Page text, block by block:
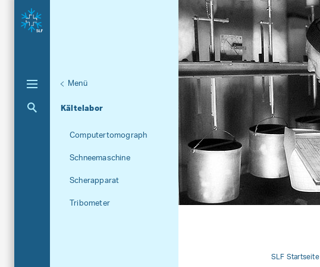
Versuchsanlagen und Labors
Unternavigation
Menü
Kältelabor
Aktuelle Navigation
Computertomograph
Schneemaschine
Scherapparat
Tribometer
SLF Startseite